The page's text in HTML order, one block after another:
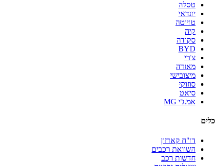
טסלה
יונדאי
טויוטה
קיה
סקודה
BYD
צ'רי
מאזדה
מיצובישי
סוזוקי
סיאט
אמ.ג'י MG
כלים
דו"ח קארזון
השוואת רכבים
חדשות רכב